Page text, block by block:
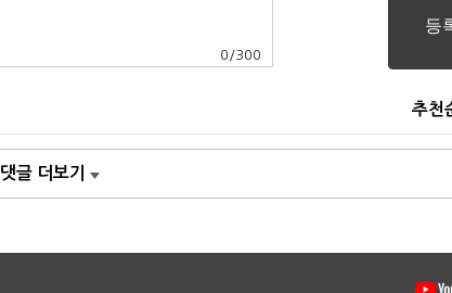
0 /300
추천
댓글 더보기